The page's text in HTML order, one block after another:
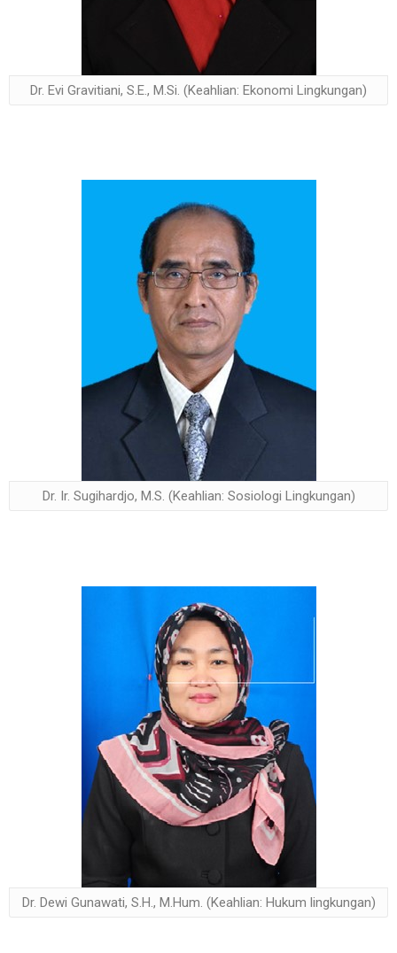
Dr. Evi Gravitiani, S.E., M.Si. (Keahlian: Ekonomi Lingkungan)
Dr. Ir. Sugihardjo, M.S. (Keahlian: Sosiologi Lingkungan)
Dr. Dewi Gunawati, S.H., M.Hum. (Keahlian: Hukum lingkungan)